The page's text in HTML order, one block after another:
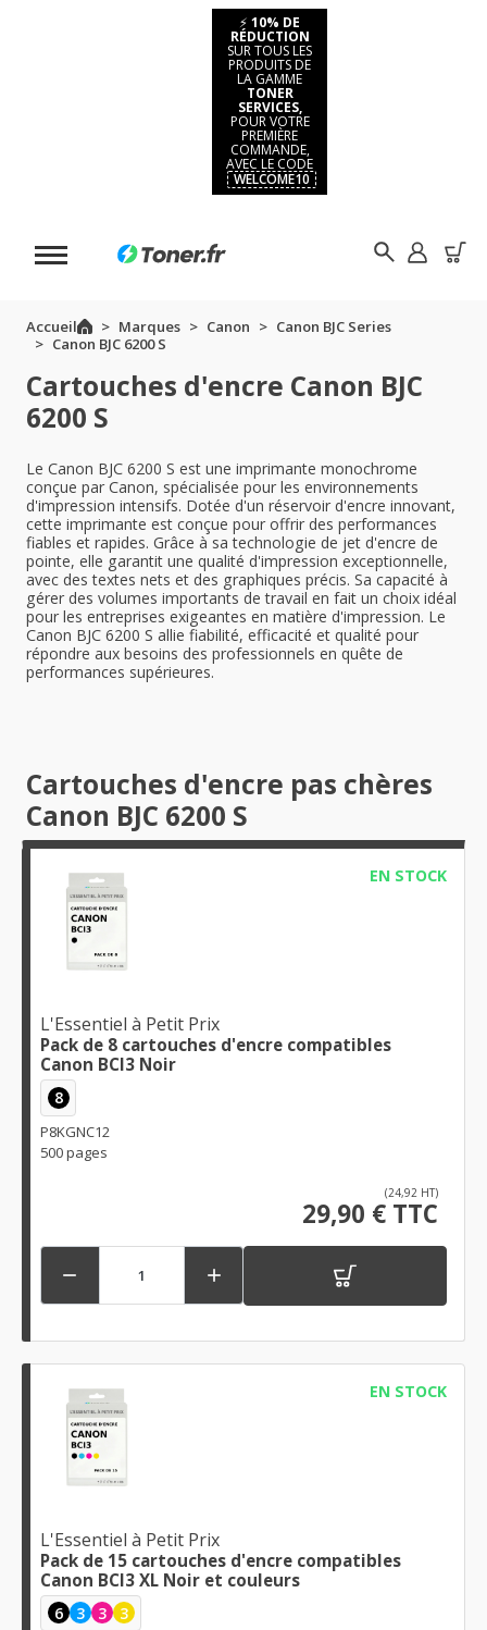
⚡ 10% DE
RÉDUCTION
SUR TOUS LES
PRODUITS DE
LA GAMME
TONER
SERVICES,
POUR VOTRE
PREMIÈRE
COMMANDE,
AVEC LE CODE
WELCOME10
Accueil Marques Canon
Canon BJC Series
Canon BJC 6200 S
Cartouches d'encre Canon BJC
6200 S
Le Canon BJC 6200 S est une imprimante monochrome
conçue par Canon, spécialisée pour les environnements
d'impression intensifs. Dotée d'un réservoir d'encre innovant,
cette imprimante est conçue pour offrir des performances
fiables et rapides. Grâce à sa technologie de jet d'encre de
pointe, elle garantit une qualité d'impression exceptionnelle,
avec des textes nets et des graphiques précis. Sa capacité à
gérer des volumes importants de travail en fait un choix idéal
pour les entreprises exigeantes en matière d'impression. Le
Canon BJC 6200 S allie fiabilité, efficacité et qualité pour
répondre aux besoins des professionnels en quête de
performances supérieures.
Cartouches d'encre pas chères
Canon BJC 6200 S
EN STOCK
L'Essentiel à Petit Prix
Pack de 8 cartouches d'encre compatibles
Canon BCI3 Noir
8
P8KGNC12
500 pages
(24,92 HT)
29,90 € TTC
 
EN STOCK
L'Essentiel à Petit Prix
Pack de 15 cartouches d'encre compatibles
Canon BCI3 XL Noir et couleurs
6 3 3 3